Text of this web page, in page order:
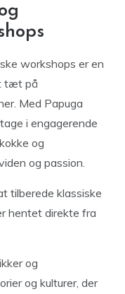
workshops er en
tæt på
Med Papuga
i engagerende
og
og passion.
tilberede klassiske
hentet direkte fra
og
og kulturer, der